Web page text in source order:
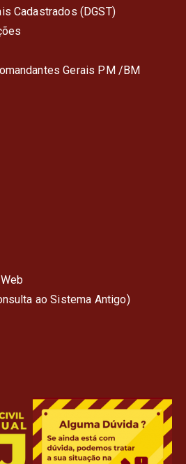
Cadastrados (DGST)
Gerais PM /BM
ao Sistema Antigo)